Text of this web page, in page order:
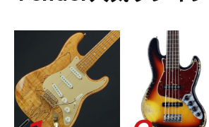
アンプ
DJ機器
アコースティック・エレアコギター
ヴィンテージ ALL